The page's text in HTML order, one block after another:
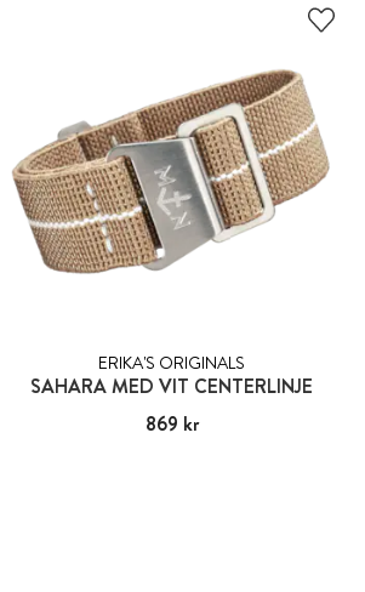
ERIKA'S ORIGINALS
SAHARA MED VIT CENTERLINJE
Pris:869 kr
869 kr